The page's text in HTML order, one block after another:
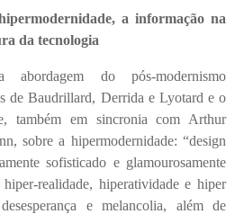
a informação na
da tecnologia
abordagem do pós-modernismo
de Baudrillard, Derrida e Lyotard e o
também em sincronia com Arthur
sobre a hipermodernidade: “design
sofisticado e glamourosamente
realidade, hiperatividade e hiper
e melancolia, além de